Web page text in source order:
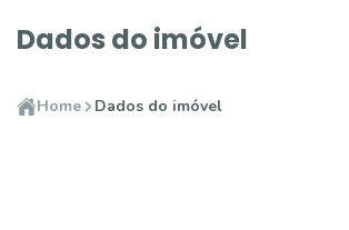
Dados do imóvel
Home Dados do imóvel